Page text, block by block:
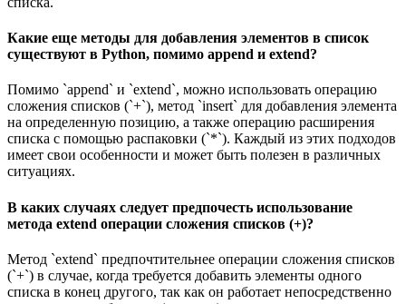
Какие еще методы для добавления элементов в список
существуют в Python, помимо append и extend?
Помимо `append` и `extend`, можно использовать операцию
сложения списков (`+`), метод `insert` для добавления элемента
на определенную позицию, а также операцию расширения
списка с помощью распаковки (`*`). Каждый из этих подходов
имеет свои особенности и может быть полезен в различных
ситуациях.
В каких случаях следует предпочесть использование
метода extend операции сложения списков (+)?
Метод `extend` предпочтительнее операции сложения списков
(`+`) в случае, когда требуется добавить элементы одного
списка в конец другого, так как он работает непосредственно